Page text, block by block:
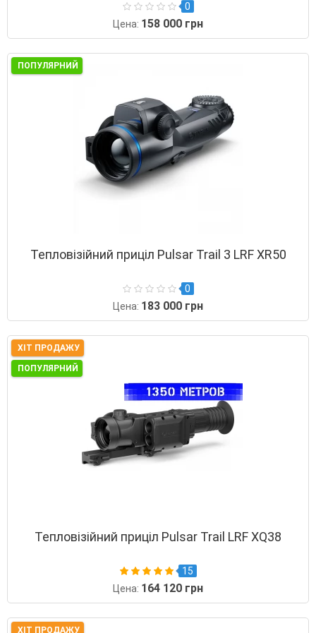
0
Цена: 158 000 грн
ПОПУЛЯРНИЙ
Тепловізійний приціл Pulsar Trail 3 LRF XR50
0
Цена: 183 000 грн
ХІТ ПРОДАЖУ
ПОПУЛЯРНИЙ
Тепловізійний приціл Pulsar Trail LRF XQ38
15
Цена: 164 120 грн
ХІТ ПРОДАЖУ